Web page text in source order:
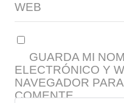
WEB
GUARDA MI
ELECTRÓNICO Y
NAVEGADOR
COMENTE.